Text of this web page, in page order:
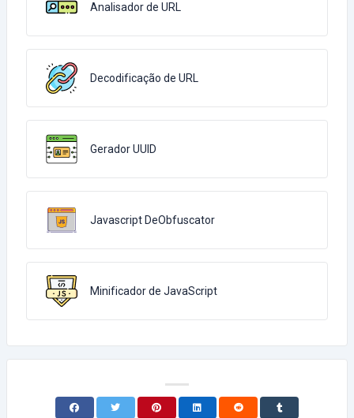
Analisador de URL
Decodificação de URL
Gerador UUID
Javascript DeObfuscator
Minificador de JavaScript